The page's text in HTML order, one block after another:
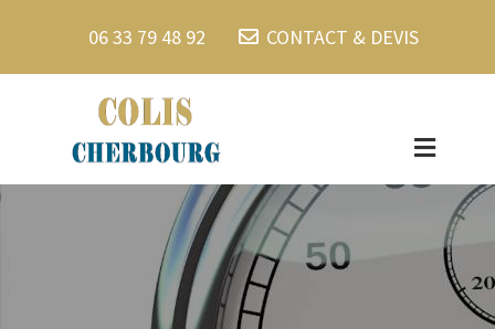
06 33 79 48 92 CONTACT & DEVIS